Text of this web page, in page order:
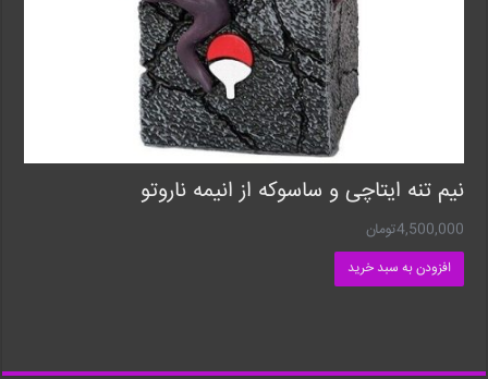
نیم تنه ایتاچی و ساسوکه از انیمه ناروتو
4,500,000تومان
افزودن به سبد خرید